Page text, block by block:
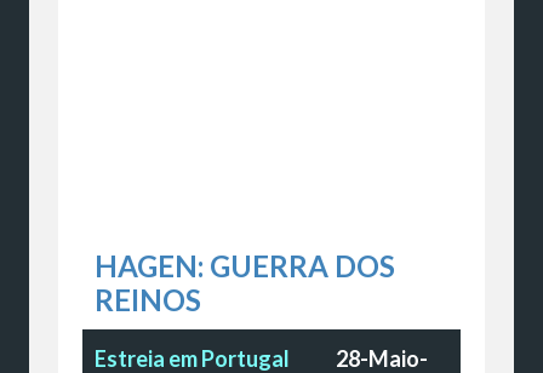
HAGEN: GUERRA DOS
REINOS
Estreia em Portugal
28-Maio-